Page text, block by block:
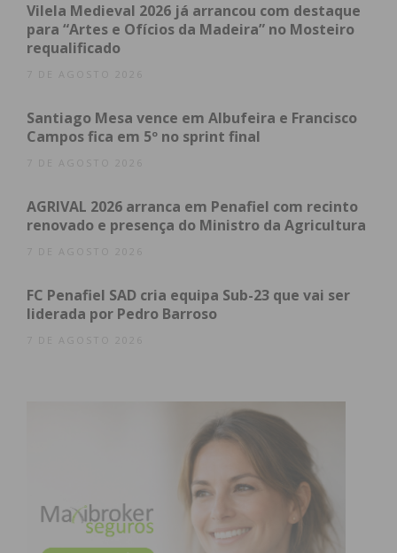
Subscreva a newsletter do
Assine nossa newsletter por e-mail e
condições
Vilela Medieval 2026 já arrancou com destaque
para “Artes e Ofícios da Madeira” no Mosteiro
requalificado
7 DE AGOSTO 2026
Santiago Mesa vence em Albufeira e Francisco
Campos fica em 5º no sprint final
7 DE AGOSTO 2026
AGRIVAL 2026 arranca em Penafiel com recinto
renovado e presença do Ministro da Agricultura
7 DE AGOSTO 2026
FC Penafiel SAD cria equipa Sub-23 que vai ser
liderada por Pedro Barroso
7 DE AGOSTO 2026